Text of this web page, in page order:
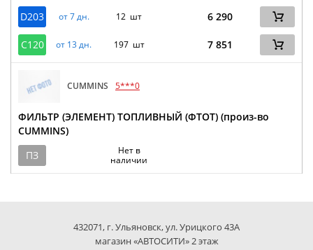
D203 от 7 дн. 12 шт 6 290
C120 от 13 дн. 197 шт 7 851
CUMMINS 5***0
ФИЛЬТР (ЭЛЕМЕНТ) ТОПЛИВНЫЙ (ФТОТ) (произ-во
CUMMINS)
ПЗ
Нет в
наличии
432071, г. Ульяновск, ул. Урицкого 43А
магазин «АВТОСИТИ» 2 этаж